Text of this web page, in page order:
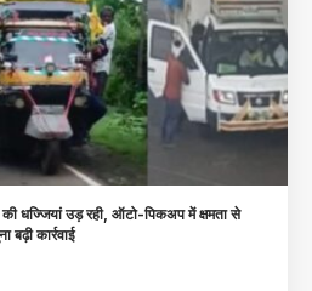
धज्जियां उड़ रही, ऑटो-पिकअप में क्षमता से
कार्रवाई